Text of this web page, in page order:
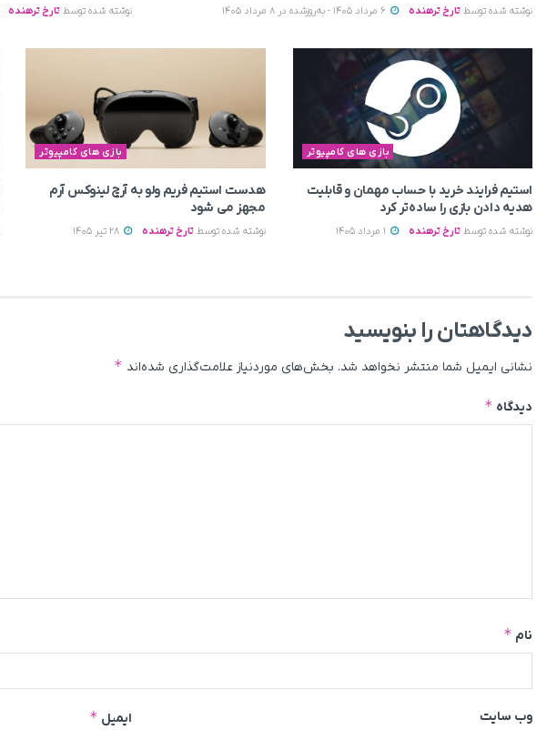
نوشته شده توسط تارخ ترهنده نوشته شده توسط تارخ ترهنده
بازی های کامپیوتر
استیم فرایند خرید با حساب مهمان و قابلیت
هدیه دادن بازی را ساده‌تر کرد
نوشته شده توسط تارخ ترهنده
بازی های کامپیوتر
هدست استیم فریم ولو به آرچ لینوکس آرم
مجهز می‌ شود
نوشته شده توسط تارخ ترهنده 28 تیر 1405
دیدگاهتان را بنویسید
نشانی ایمیل شما منتشر نخواهد شد. بخش‌های موردنیاز علامت‌گذاری شده‌اند *
دیدگاه *
نام *
ایمیل * وب‌ سایت